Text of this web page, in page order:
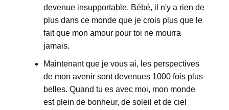
devenue insupportable. Bébé, il n'y a rien de
plus dans ce monde que je crois plus que le
fait que mon amour pour toi ne mourra
jamais.
Maintenant que je vous ai, les perspectives
de mon avenir sont devenues 1000 fois plus
belles. Quand tu es avec moi, mon monde
est plein de bonheur, de soleil et de ciel